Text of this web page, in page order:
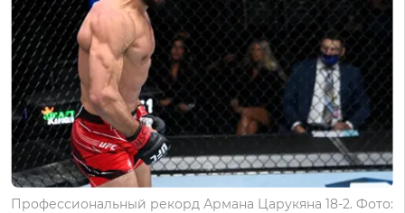
Профессиональный рекорд Армана Царукяна 18-2. Фото: